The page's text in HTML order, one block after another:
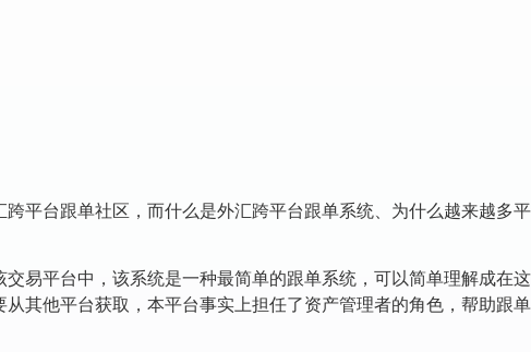
平台跟单社区，而什么是外汇跨平台跟单系统、为什么越来越多平
易平台中，该系统是一种最简单的跟单系统，可以简单理解成在这
其他平台获取，本平台事实上担任了资产管理者的角色，帮助跟单